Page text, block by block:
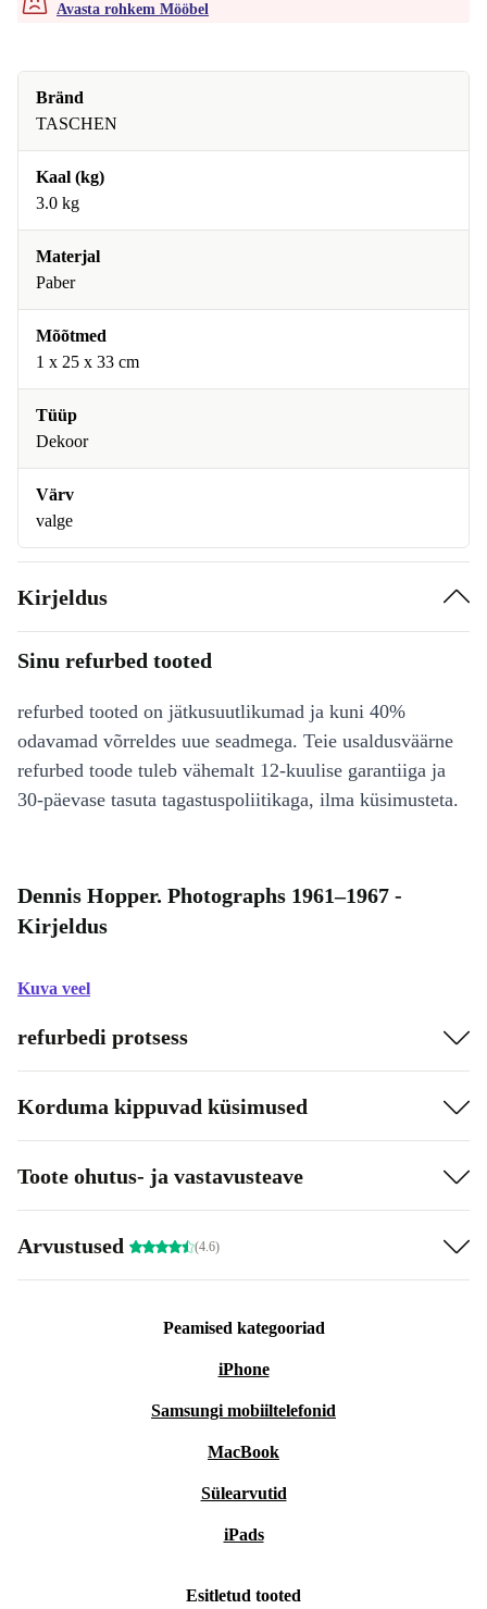
Avasta rohkem Mööbel
Bränd
TASCHEN
Kaal (kg)
3.0 kg
Materjal
Paber
Mõõtmed
1 x 25 x 33 cm
Tüüp
Dekoor
Värv
valge
Kirjeldus
Sinu refurbed tooted
refurbed tooted on jätkusuutlikumad ja kuni 40%
odavamad võrreldes uue seadmega. Teie usaldusväärne
refurbed toode tuleb vähemalt 12-kuulise garantiiga ja
30-päevase tasuta tagastuspoliitikaga, ilma küsimusteta.
Dennis Hopper. Photographs 1961–1967 -
Kirjeldus
Kuva veel
refurbedi protsess
Korduma kippuvad küsimused
Toote ohutus- ja vastavusteave
Arvustused (4.6)
Peamised kategooriad
iPhone
Samsungi mobiiltelefonid
MacBook
Sülearvutid
iPads
Esitletud tooted